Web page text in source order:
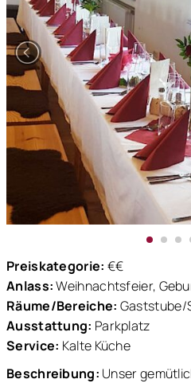
Preiskategorie: €€
Anlass:Weihnachtsfeier,
Räume/Bereiche: Gaststube/
Ausstattung: Parkplatz
Service: Kalte Küche
Beschreibung: